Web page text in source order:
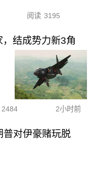
阅读 3195
结成势力新3角
2484 2小时前
普对伊豪赌玩脱